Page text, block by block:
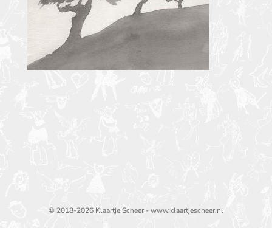
© 2018-2026 Klaartje Scheer - www.klaartjescheer.nl